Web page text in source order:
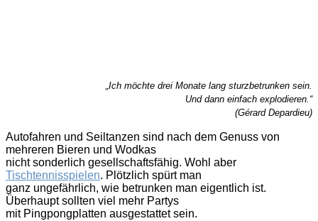
„Ich möchte drei Monate lang sturzbetrunken sein.
Und dann einfach explodieren.“
(Gérard Depardieu)
Autofahren und Seiltanzen sind nach dem Genuss von
mehreren Bieren und Wodkas
nicht sonderlich gesellschaftsfähig. Wohl aber
Tischtennisspielen. Plötzlich spürt man
ganz ungefährlich, wie betrunken man eigentlich ist.
Überhaupt sollten viel mehr Partys
mit Pingpongplatten ausgestattet sein.